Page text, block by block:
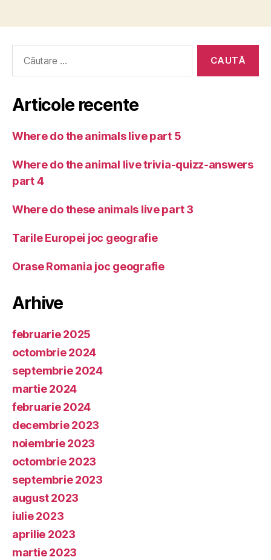
după:
Articole recente
Where do the animals live part 5
Where do the animal live trivia-quizz-answers
part 4
Where do these animals live part 3
Tarile Europei joc geografie
Orase Romania joc geografie
Arhive
februarie 2025
octombrie 2024
septembrie 2024
martie 2024
februarie 2024
decembrie 2023
noiembrie 2023
octombrie 2023
septembrie 2023
august 2023
iulie 2023
aprilie 2023
martie 2023